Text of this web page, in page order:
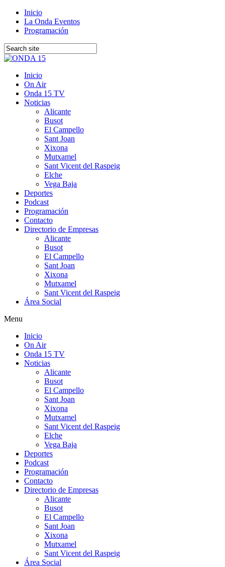
Inicio
La Onda Eventos
Programación
Inicio
On Air
Onda 15 TV
Noticias
Alicante
Busot
El Campello
Sant Joan
Xixona
Mutxamel
Sant Vicent del Raspeig
Elche
Vega Baja
Deportes
Podcast
Programación
Contacto
Directorio de Empresas
Alicante
Busot
El Campello
Sant Joan
Xixona
Mutxamel
Sant Vicent del Raspeig
Área Social
Menu
Inicio
On Air
Onda 15 TV
Noticias
Alicante
Busot
El Campello
Sant Joan
Xixona
Mutxamel
Sant Vicent del Raspeig
Elche
Vega Baja
Deportes
Podcast
Programación
Contacto
Directorio de Empresas
Alicante
Busot
El Campello
Sant Joan
Xixona
Mutxamel
Sant Vicent del Raspeig
Área Social